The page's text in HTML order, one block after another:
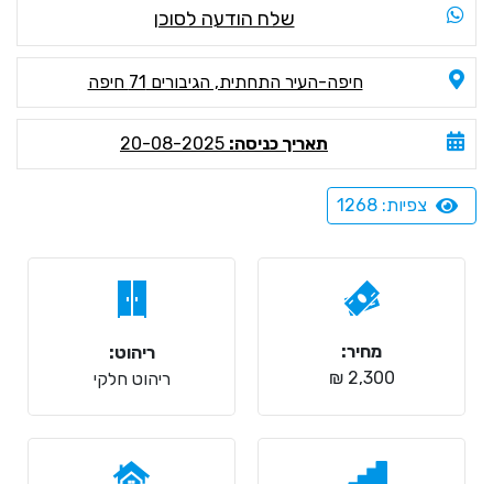
שלח הודעה לסוכן
חיפה-העיר התחתית, הגיבורים 71 חיפה
תאריך כניסה:
צפיות: 1268
מחיר:
2,300 ₪
ריהוט:
ריהוט חלקי